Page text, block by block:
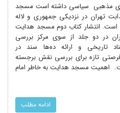
مذهبی سیاسی داشته است مسجد
تهران در نزدیکی جمهوری و لاله
است. انتشار کتاب دوم مسجد هدایت
در دو جلد از سوی مرکز بررسی
تاریخی و ارائه ده‌ها سند در
تازه برای بررسی نقش برجسته
مسجد هدایت‌ به‌ خاطر‌‌ امام‌
ادامه مطلب